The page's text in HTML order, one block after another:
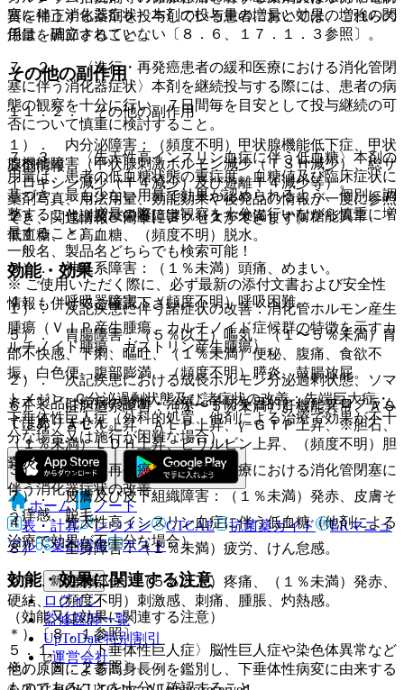
質を補正する薬剤を投与している患者においては、これらの
用量を調節すること。
その他の副作用
１１．２． その他の副作用
１）． 内分泌障害：（頻度不明）甲状腺機能低下症、甲状
腺機能障害（甲状腺刺激ホルモン減少（ＴＳＨ減少）、総サ
イロキシン減少（Ｔ４減少）及び遊離Ｔ４減少等）。
２）． 代謝及び栄養障害：（１％未満）＊耐糖能異常、＊
低血糖、＊高血糖、（頻度不明）脱水。
３）． 神経系障害：（１％未満）頭痛、めまい。
４）． 呼吸器障害：（頻度不明）呼吸困難。
５）． 胃腸障害：（５％以上）嘔気、（１〜５％未満）胃
部不快感、下痢、嘔吐、（１％未満）便秘、腹痛、食欲不
振、白色便、腹部膨満、（頻度不明）膵炎、鼓腸放屁。
６）． 肝胆道系障害：（１〜５％未満）肝機能異常、ＡＳ
Ｔ上昇、ＡＬＴ上昇、ＡＬＰ上昇、γ−ＧＴＰ上昇、※胆石、
（１％未満）ＬＤＨ上昇、ビリルビン上昇、（頻度不明）胆
嚢炎。
７）． 皮膚及び皮下組織障害：（１％未満）発赤、皮膚そ
う痒感、脱毛。
８）． 全身障害：（１％未満）疲労、けん怠感。
９）． 注射部位：（５％以上）疼痛、（１％未満）発赤、
硬結、（頻度不明）刺激感、刺痛、腫脹、灼熱感。
＊）〔８．１参照〕。
※）〔８．２参照〕。
塞に伴う消化器症状〉本剤の投与量の増量と効果の増強の関
係は、確立されていない〔８．６、１７．１．３参照〕。
７．２． 〈進行・再発癌患者の緩和医療における消化管閉
塞に伴う消化器症状〉本剤を継続投与する際には、患者の病
態の観察を十分に行い、７日間毎を目安として投与継続の可
否について慎重に検討すること。
７．３． 〈先天性高インスリン血症に伴う低血糖〉本剤の
用量は、患者の低血糖状態の重症度、血糖値及び臨床症状に
基づき、最も少ない用量で効果が認められるよう、個別に調
整すること（増量の際には観察を十分に行いながら慎重に増
量すること）。
効能・効果
１）． 次記疾患に伴う諸症状の改善：消化管ホルモン産生
腫瘍（ＶＩＰ産生腫瘍、カルチノイド症候群の特徴を示すカ
ルチノイド腫瘍、ガストリン産生腫瘍）。
２）． 次記疾患における成長ホルモン分泌過剰状態、ソマ
トメジン−Ｃ分泌過剰状態及び諸症状の改善：先端巨大症・
下垂体性巨人症（外科的処置、他剤による治療で効果が不十
分な場合又は施行が困難な場合）。
３）． 進行・再発癌患者の緩和医療における消化管閉塞に
伴う消化器症状の改善。
４）． 先天性高インスリン血症に伴う低血糖（他剤による
治療で効果が不十分な場合）。
効能・効果に関連する注意
（効能又は効果に関連する注意）
５．１． 〈下垂体性巨人症〉脳性巨人症や染色体異常など
他の原因による高身長例を鑑別し、下垂体性病変に由来する
薬剤情報
薬剤写真、用法用量、効能効果や後発品の情報が一度に参照
でき、関連情報へ簡単にアクセスができます。
一般名、製品名どちらでも検索可能！
※ ご使用いただく際に、必ず最新の添付文書および安全性
情報も併せてご確認下さい。
※本製品は疾病の診断・治療・予防を目的としたプログラム
ではありません。
ホーム
ノート
表・計算
レジメン CTCAE 抗菌薬ガイド
ERマニュ
アル
薬剤情報 ポスト
新規登録
ログイン
監修医師一覧
UpToDate特別割引
運営会社